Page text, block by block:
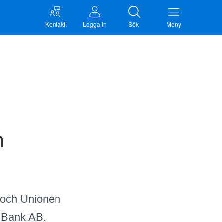
Kontakt Logga in Sök Meny
Unionen
AB.